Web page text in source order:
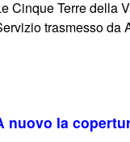
Cinque Terre della
trasmesso da
nuovo la